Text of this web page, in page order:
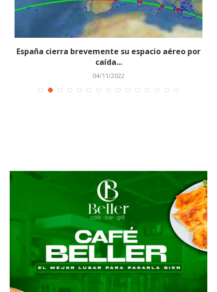
España cierra brevemente su espacio aéreo por
caída...
04/11/2022